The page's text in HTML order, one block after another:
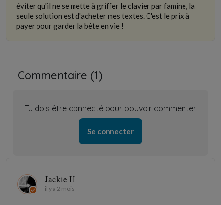
éviter qu'il ne se mette à griffer le clavier par famine, la
seule solution est d'acheter mes textes. C'est le prix à
payer pour garder la bête en vie !
Commentaire (1)
Tu dois être connecté pour pouvoir commenter
Se connecter
Jackie H
il y a 2 mois